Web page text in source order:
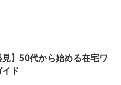
見】50代から始める在宅ワ
ド